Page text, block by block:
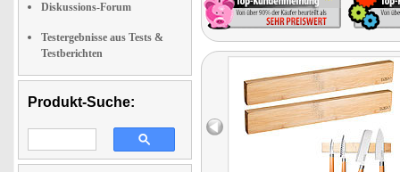
Diskussions-Forum
Testergebnisse aus Tests &
Testberichten
Produkt-Suche: